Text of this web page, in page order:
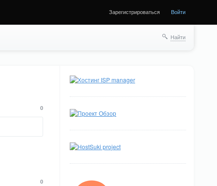
Зарегистрироваться Войти
Найти
0
0